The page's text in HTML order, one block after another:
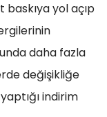
yol açıp
daha fazla
değişikliğe
indirim